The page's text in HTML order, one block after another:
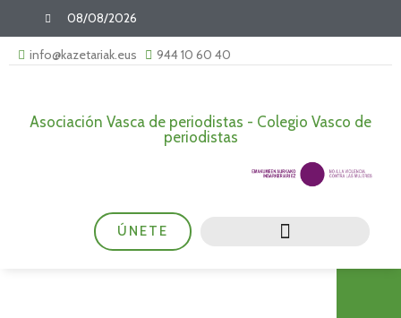
08/08/2026
info@kazetariak.eus 944 10 60 40
Asociación Vasca de periodistas - Colegio Vasco de
periodistas
ÚNETE